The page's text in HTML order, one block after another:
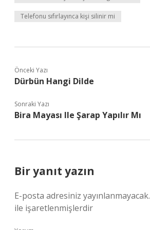
Telefonu sıfırlayınca kişi silinir mi
Önceki Yazı
Dürbün Hangi Dilde
Sonraki Yazı
Bira Mayası Ile Şarap Yapılır Mı
Bir yanıt yazın
E-posta adresiniz yayınlanmayacak.
ile işaretlenmişlerdir